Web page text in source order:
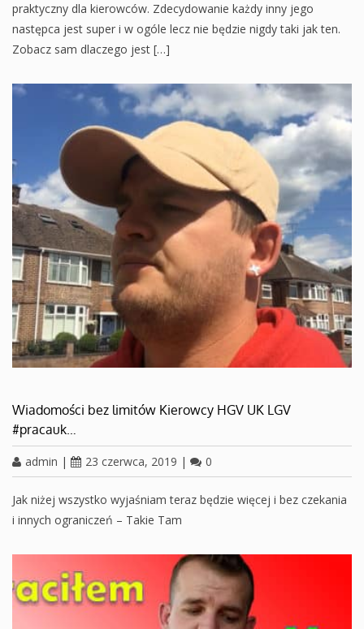
praktyczny dla kierowców. Zdecydowanie każdy inny jego
następca jest super i w ogóle lecz nie będzie nigdy taki jak ten.
Zobacz sam dlaczego jest […]
Wiadomości bez limitów Kierowcy HGV UK LGV
#pracauk…
admin | 23 czerwca, 2019 | 0
Jak niżej wszystko wyjaśniam teraz będzie więcej i bez czekania
i innych ograniczeń – Takie Tam